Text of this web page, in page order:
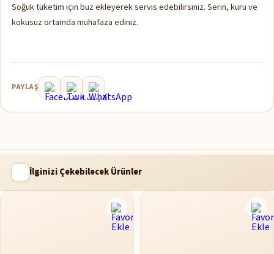
Soğuk tüketim için buz ekleyerek servis edebilirsiniz. Serin, kuru ve
kokusuz ortamda muhafaza ediniz.
PAYLAŞ
İlginizi Çekebilecek Ürünler